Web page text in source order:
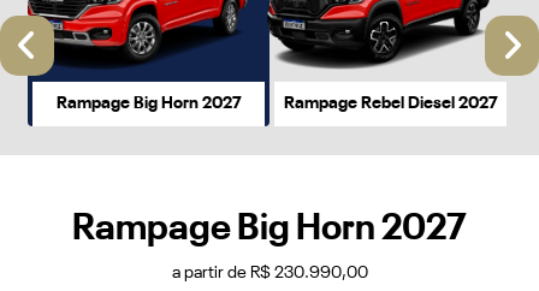
Rampage Big Horn 2027
a partir de R$ 230.990,00